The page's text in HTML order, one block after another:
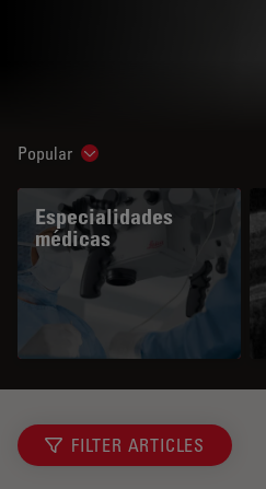
Popular Show subnavigation
Especialidades
médicas
FILTER ARTICLES